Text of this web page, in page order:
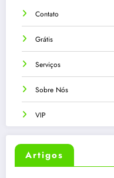
Contato
Grátis
Serviços
Sobre Nós
VIP
Artigos